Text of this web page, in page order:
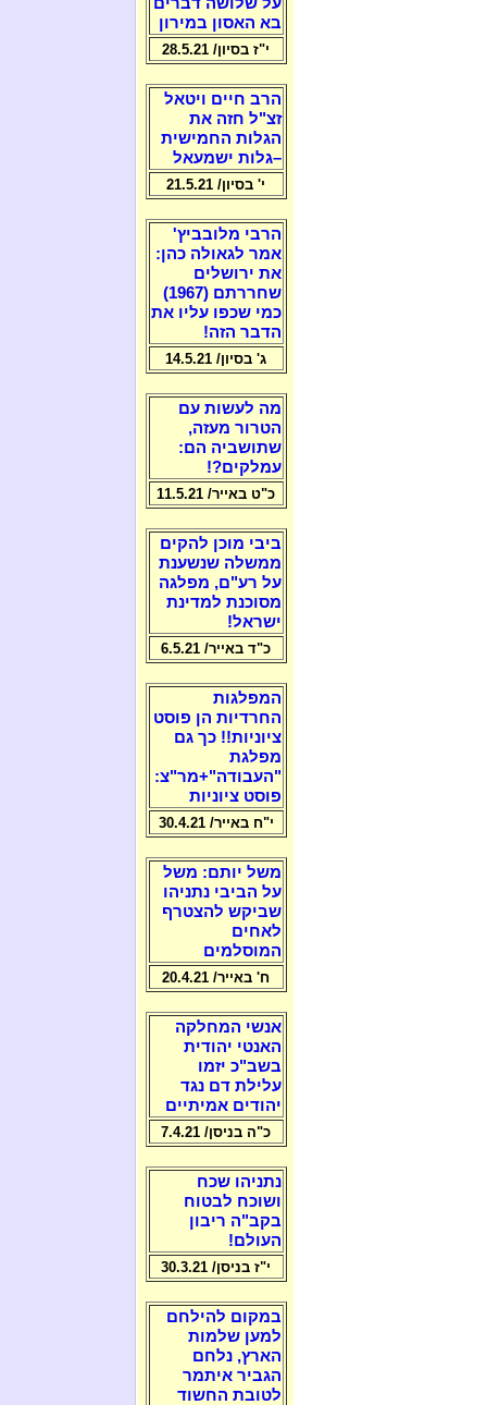
בא האסון במירון
י"ז בסיון/ 28.5.21
הרב חיים ויטאל
זצ"ל חזה את
הגלות החמישית
–גלות ישמעאל
י' בסיון/ 21.5.21
הרבי מלובביץ'
אמר לגאולה כהן:
את ירושלים
שחררתם (1967)
כמי שכפו עליו את
הדבר הזה!
ג' בסיון/ 14.5.21
מה לעשות עם
הטרור מעזה,
שתושביה הם:
עמלקים?!
כ"ט באייר/ 11.5.21
ביבי מוכן להקים
ממשלה שנשענת
על רע"ם, מפלגה
מסוכנת למדינת
ישראל!
כ"ד באייר/ 6.5.21
המפלגות
החרדיות הן פוסט
ציוניות!! כך גם
מפלגת
"העבודה"+מר"צ:
פוסט ציוניות
י"ח באייר/ 30.4.21
משל יותם: משל
על הביבי נתניהו
שביקש להצטרף
לאחים
המוסלמים
ח' באייר/ 20.4.21
אנשי המחלקה
האנטי יהודית
בשב"כ יזמו
עלילת דם נגד
יהודים אמיתיים
כ"ה בניסן/ 7.4.21
נתניהו שכח
ושוכח לבטוח
בקב"ה ריבון
העולם!
י"ז בניסן/ 30.3.21
במקום להילחם
למען שלמות
הארץ, נלחם
הגביר איתמר
לטובת החשוד